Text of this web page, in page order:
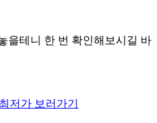
을테니 한 번 확인해보시길 바
저가 보러가기